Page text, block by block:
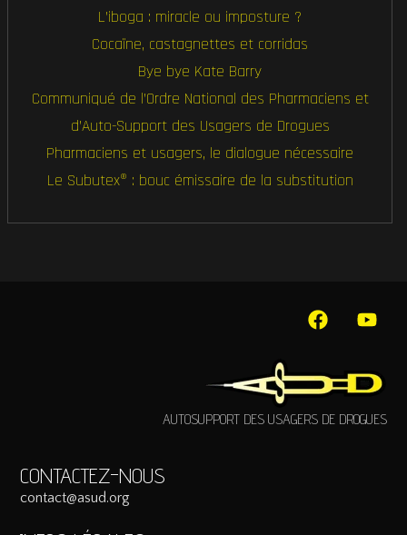
L’iboga : miracle ou imposture ?
Cocaïne, castagnettes et corridas
Bye bye Kate Barry
Communiqué de l’Ordre National des Pharmaciens et
d’Auto-Support des Usagers de Drogues
Pharmaciens et usagers, le dialogue nécessaire
Le Subutex® : bouc émissaire de la substitution
AUTOSUPPORT DES USAGERS DE DROGUES
CONTACTEZ-NOUS
contact@asud.org